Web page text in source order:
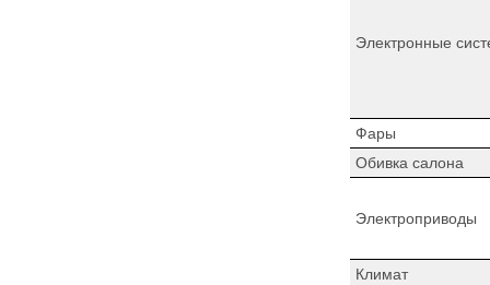
Электронные
Фары
Обивка салона
Электроприводы
Климат